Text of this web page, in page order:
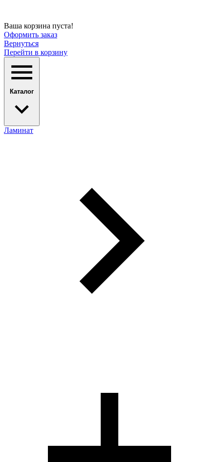
Ваша корзина пуста!
Оформить заказ
Вернуться
Перейти в корзину
Каталог
Ламинат